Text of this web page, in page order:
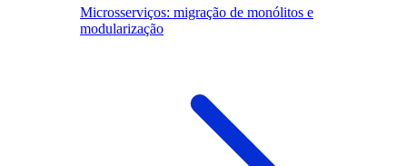
Microsserviços: migração de monólitos e
modularização